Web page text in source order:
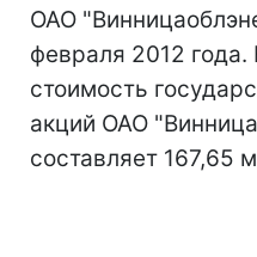
ОАО
февраля 2012 года.
стоимость
акций ОАО
составляет 167,65